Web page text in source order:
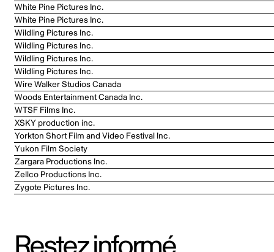
White Pine Pictures Inc.
White Pine Pictures Inc.
Wildling Pictures Inc.
Wildling Pictures Inc.
Wildling Pictures Inc.
Wildling Pictures Inc.
Wire Walker Studios Canada
Woods Entertainment Canada Inc.
WTSF Films Inc.
XSKY production inc.
Yorkton Short Film and Video Festival Inc.
Yukon Film Society
Zargara Productions Inc.
Zellco Productions Inc.
Zygote Pictures Inc.